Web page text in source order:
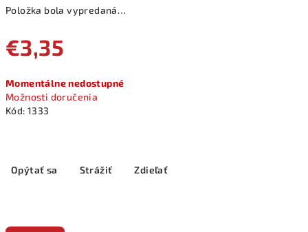
Položka bola vypredaná…
€3,35
cena:
Momentálne nedostupné
Možnosti doručenia
Kód: 1333
Opýtať sa Strážiť Zdieľať